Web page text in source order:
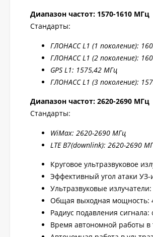
Диапазон частот: 1570-1610 МГц
Стандарты:
ГЛОНАСС L1 (1 поколение):
ГЛОНАСС L1 (2 поколение):
GPS L1: 1575,42 МГц
ГЛОНАСС L1 (3 поколение):
Диапазон частот: 2620-2690 МГц
Стандарты:
WiMax: 2620-2690 МГц
LTE B7(downlink): 2620-2690
Круговое ультразвуковое
Эффективный угол атаки УЗ-
Ультразвуковые
Общая выходная мощность:
Радиус подавления сигнала:
Время автономной работы в